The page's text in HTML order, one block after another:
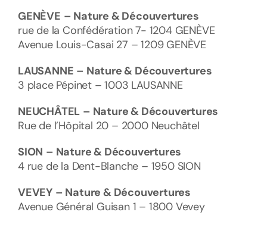
GENÈVE – Nature & Découvertures
rue de la Confédération 7- 1204 GENÈVE
Avenue Louis-Casai 27 – 1209 GENÈVE
LAUSANNE – Nature & Découvertures
3 place Pépinet – 1003 LAUSANNE
NEUCHÂTEL – Nature & Découvertures
Rue de l’Hôpital 20 – 2000 Neuchâtel
SION – Nature & Découvertures
4 rue de la Dent-Blanche – 1950 SION
VEVEY – Nature & Découvertures
Avenue Général Guisan 1 – 1800 Vevey